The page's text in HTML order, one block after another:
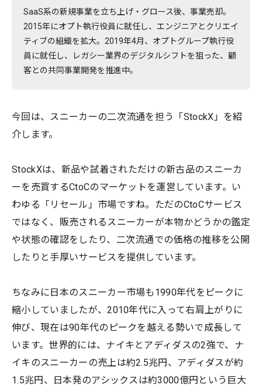
SaaS系の新規事業を立ち上げ・グロース後、事業売却。
2015年にオプト執行役員に就任し、エンジニアとクリエイ
ティブの組織を拡大。2019年4月、オプトグループ執行役
員に就任し、レガシー業界のデジタルシフトを狙った、顧
客との共同事業開発を推進中。
今回は、スニーカーの二次流通を担う「StockX」を紹
介します。
StockXは、新品や試着されただけの新古品のスニーカ
ーを売買するCtoCのマーケットを運営しています。い
わゆる「リセール」市場ですね。ただのCtoCサービス
ではなく、販売されるスニーカーが本物かどうかの鑑定
や状態の確認をしたり、二次流通での価格の推移を公開
したりと手厚いサービスを提供しています。
ちなみに日本のスニーカー市場も1990年代をピークに
縮小していましたが、2010年代に入って右肩上がりに
伸び、現在は90年代のピークを越える勢いで成長して
います。世界的には、ナイキとアディダスの2強で、ナ
イキのスニーカーの売上は約2.5兆円、アディダスが約
1.5兆円、日本発のアシックスは約3000億円という巨大